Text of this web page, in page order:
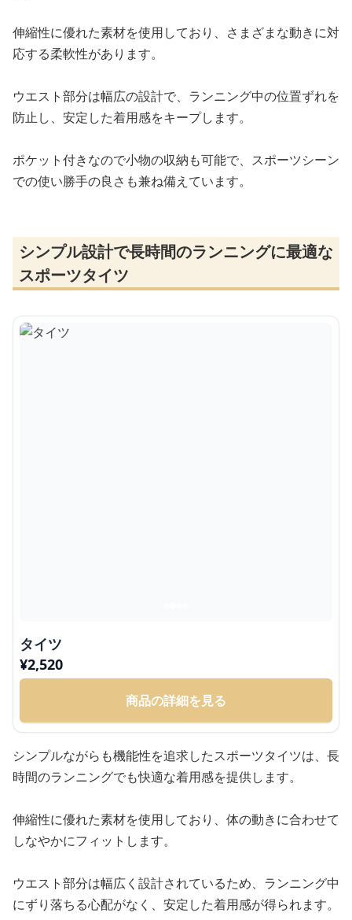
伸縮性に優れた素材を使用しており、さまざまな動きに対
応する柔軟性があります。
ウエスト部分は幅広の設計で、ランニング中の位置ずれを
防止し、安定した着用感をキープします。
ポケット付きなので小物の収納も可能で、スポーツシーン
での使い勝手の良さも兼ね備えています。
シンプル設計で長時間のランニングに最適な
スポーツタイツ
タイツ
¥2,520
商品の詳細を見る
シンプルながらも機能性を追求したスポーツタイツは、長
時間のランニングでも快適な着用感を提供します。
伸縮性に優れた素材を使用しており、体の動きに合わせて
しなやかにフィットします。
ウエスト部分は幅広く設計されているため、ランニング中
にずり落ちる心配がなく、安定した着用感が得られます。